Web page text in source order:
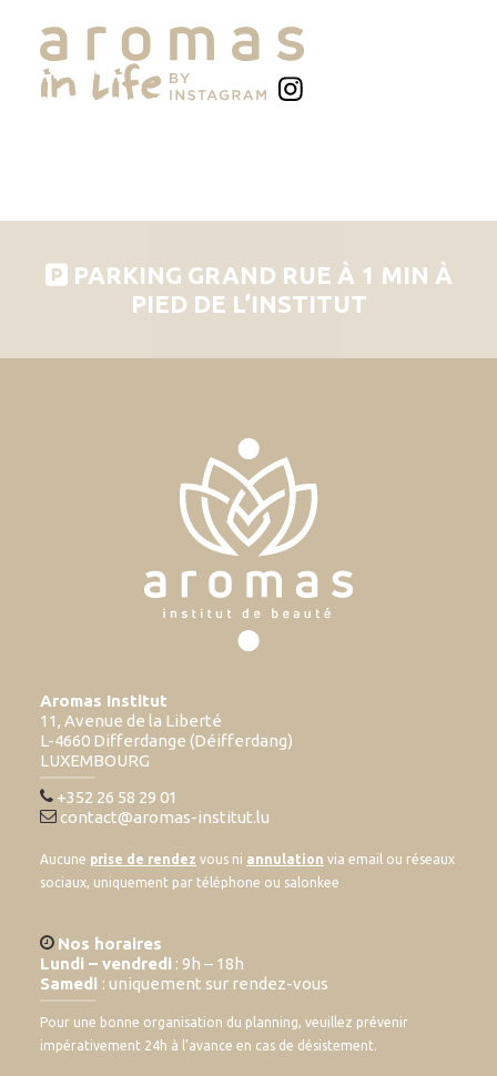
PARKING GRAND RUE À 1 MIN À
PIED DE L’INSTITUT
Aromas Institut
11, Avenue de la Liberté
L-4660 Differdange (Déifferdang)
LUXEMBOURG
+352 26 58 29 01
contact@aromas-institut.lu
Aucune prise de rendez vous ni annulation via email ou réseaux
sociaux, uniquement par téléphone ou salonkee
Nos horaires
Lundi – vendredi : 9h – 18h
Samedi : uniquement sur rendez-vous
Pour une bonne organisation du planning, veuillez prévenir
impérativement 24h à l’avance en cas de désistement.